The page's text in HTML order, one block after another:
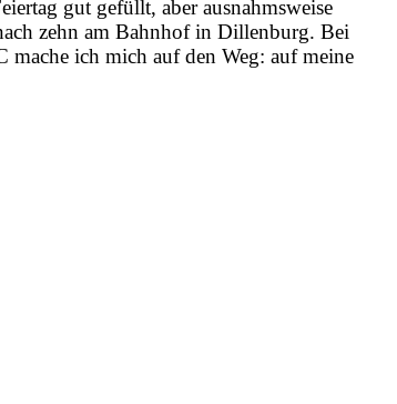
gut gefüllt, aber ausnahmsweise
zehn am Bahnhof in Dillenburg. Bei
mache ich mich auf den Weg: auf meine